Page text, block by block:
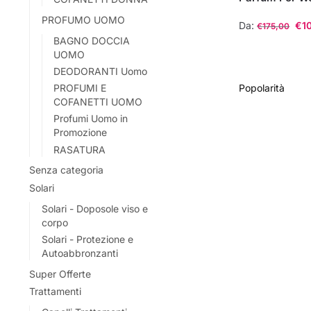
Da:€175,00 €
ha
PROFUMO UOMO
BAGNO DOCCIA
UOMO
DEODORANTI Uomo
PROFUMI E
COFANETTI UOMO
Profumi Uomo in
Promozione
RASATURA
Senza categoria
Solari
Solari - Doposole viso e
corpo
Solari - Protezione e
Autoabbronzanti
Super Offerte
Trattamenti